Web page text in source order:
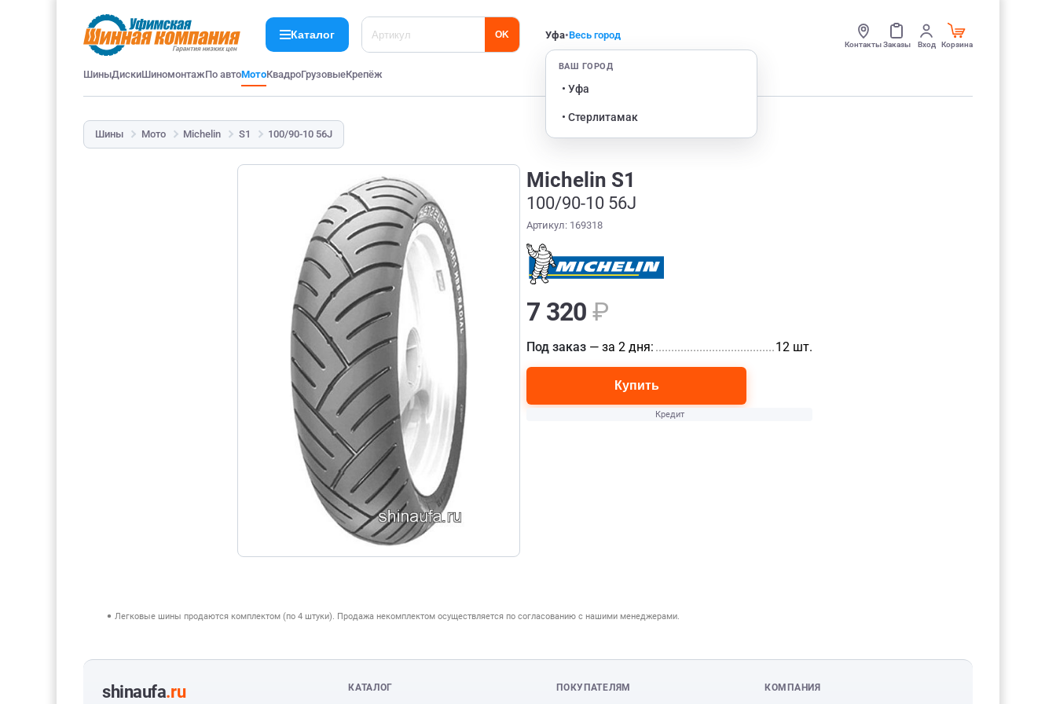
Каталог OK Уфа•Весь город
ВАШ ГОРОД
• Уфа
• Стерлитамак
КонтактыЗаказы Вход Корзина
ШиныДискиШиномонтажПо автоМотоКвадроГрузовыеКрепёж
Шины Мото Michelin S1 100/90-10 56J
Michelin S1
100/90-10 56J
Артикул: 169318
7 320₽
Под заказ — за 2 дня: .................................................................
12 шт.
Купить
Кредит
Легковые шины продаются комплектом (по 4 штуки). Продажа некомплектом осуществляется по согласованию с нашими менеджерами.
shinaufa.ru КАТАЛОГ ПОКУПАТЕЛЯМ КОМПАНИЯ